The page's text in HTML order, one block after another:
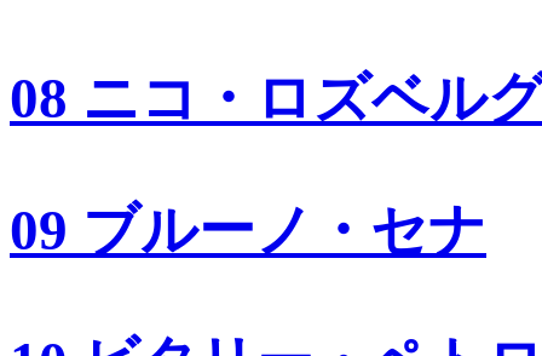
08 ニコ・ロズベル
09 ブルーノ・セナ